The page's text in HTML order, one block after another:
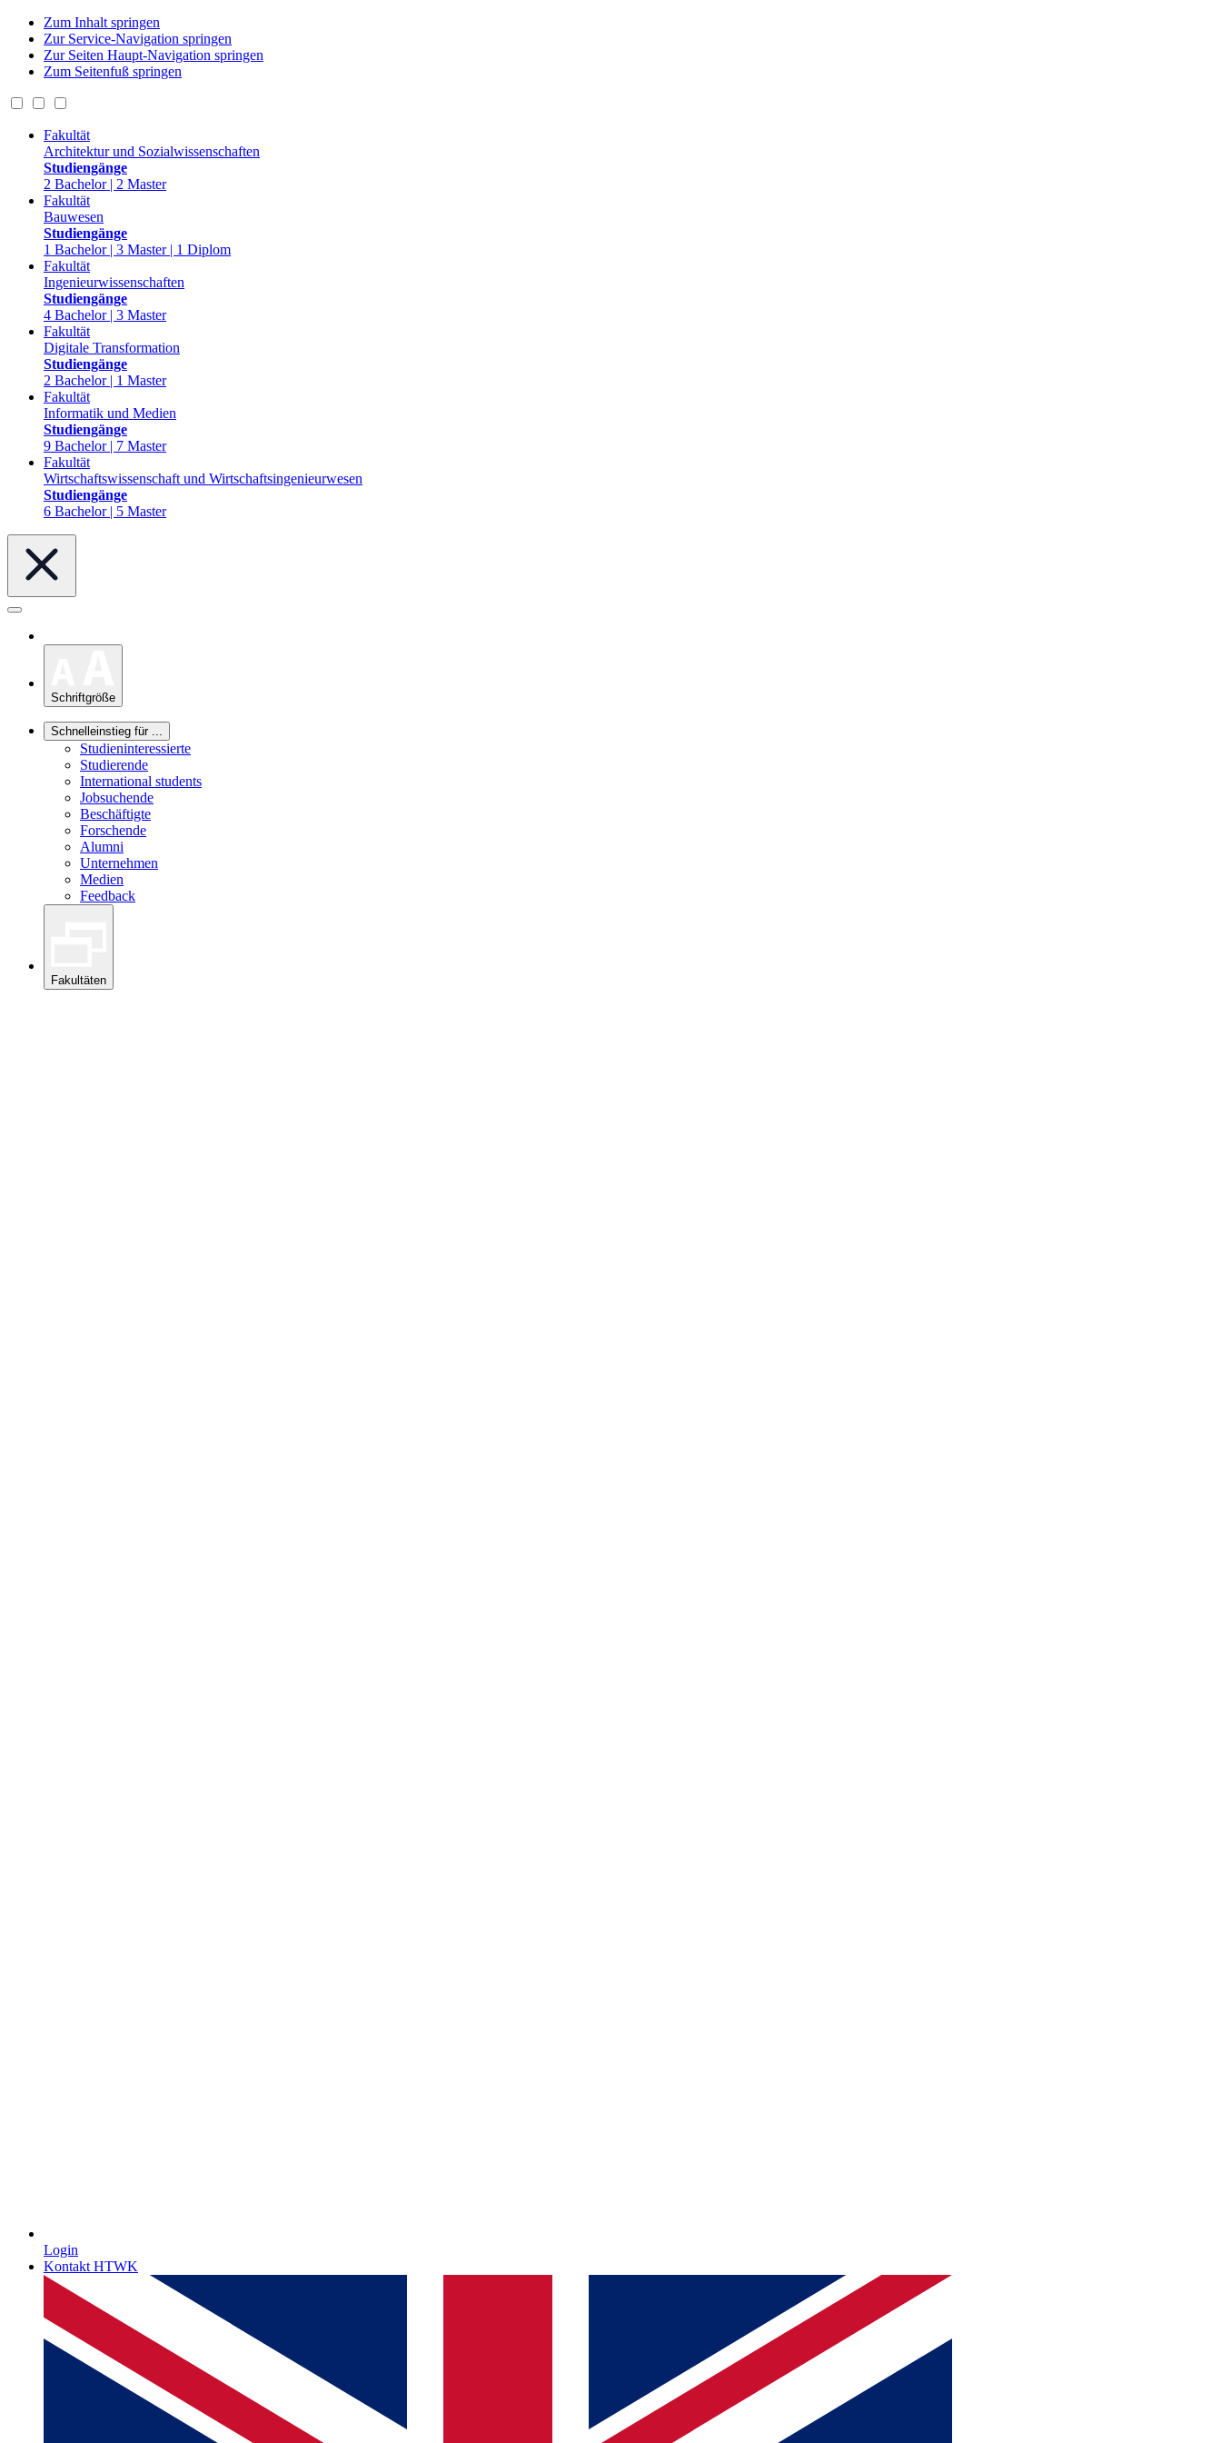
Zum Inhalt springen
Zur Service-Navigation springen
Zur Seiten Haupt-Navigation springen
Zum Seitenfuß springen
Fakultät
Architektur und Sozialwissenschaften
Studiengänge
2 Bachelor | 2 Master
Fakultät
Bauwesen
Studiengänge
1 Bachelor | 3 Master | 1 Diplom
Fakultät
Ingenieurwissenschaften
Studiengänge
4 Bachelor | 3 Master
Fakultät
Digitale Transformation
Studiengänge
2 Bachelor | 1 Master
Fakultät
Informatik und Medien
Studiengänge
9 Bachelor | 7 Master
Fakultät
Wirtschaftswissenschaft und Wirtschaftsingenieurwesen
Studiengänge
6 Bachelor | 5 Master
Schriftgröße
Schnelleinstieg für ...
Studieninteressierte
Studierende
International students
Jobsuchende
Beschäftigte
Forschende
Alumni
Unternehmen
Medien
Feedback
Fakultäten
Login
Kontakt HTWK